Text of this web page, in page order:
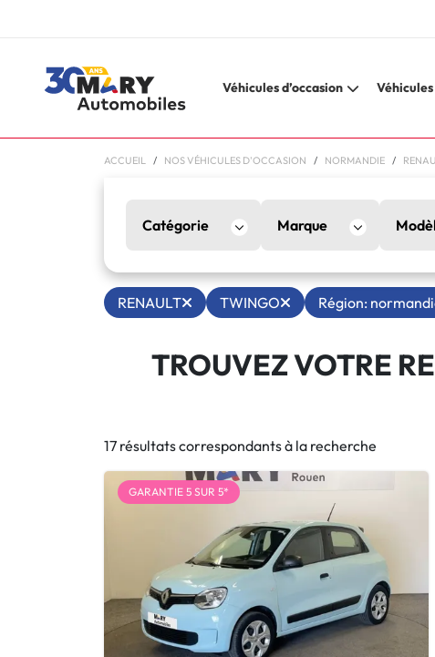
Véhicules d’occasion
ACCUEIL NOS VÉHICULES D'OCCASION NORMANDIE
Catégorie Marque
RENAULT TWINGO Région:
TROUVEZ VOTRE
17 résultats correspondants à la recherche
GARANTIE 5 SUR 5*